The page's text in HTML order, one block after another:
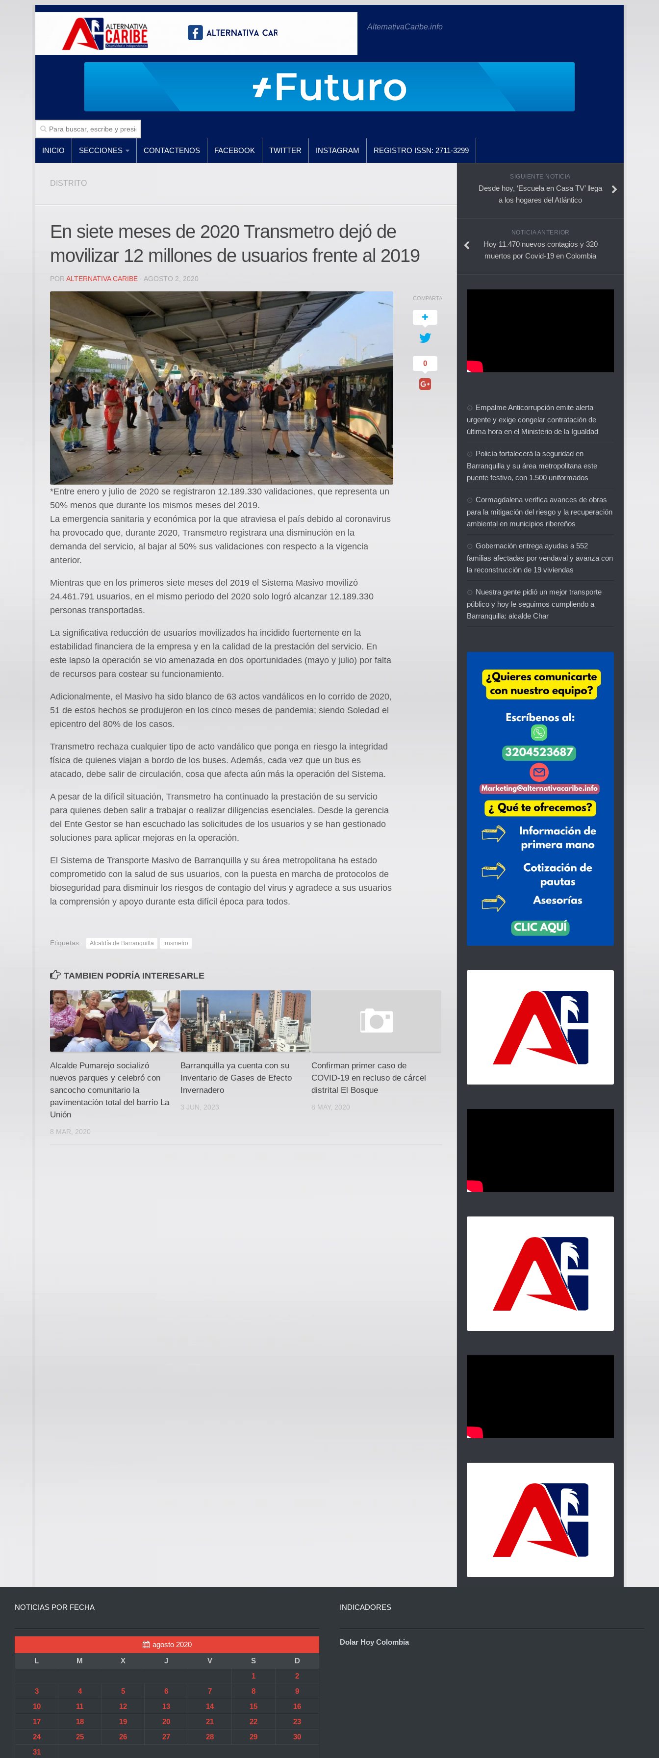
AlternativaCaribe.info
INICIO SECCIONES CONTACTENOS FACEBOOK TWITTER INSTAGRAM REGISTRO ISSN: 2711-3299
DISTRITO
En siete meses de 2020 Transmetro dejó de
movilizar 12 millones de usuarios frente al 2019
POR ALTERNATIVA CARIBE · AGOSTO 2, 2020
*Entre enero y julio de 2020 se registraron 12.189.330 validaciones, que representa un
50% menos que durante los mismos meses del 2019.
La emergencia sanitaria y económica por la que atraviesa el país debido al coronavirus
ha provocado que, durante 2020, Transmetro registrara una disminución en la
demanda del servicio, al bajar al 50% sus validaciones con respecto a la vigencia
anterior.
Mientras que en los primeros siete meses del 2019 el Sistema Masivo movilizó
24.461.791 usuarios, en el mismo periodo del 2020 solo logró alcanzar 12.189.330
personas transportadas.
La significativa reducción de usuarios movilizados ha incidido fuertemente en la
estabilidad financiera de la empresa y en la calidad de la prestación del servicio. En
este lapso la operación se vio amenazada en dos oportunidades (mayo y julio) por falta
de recursos para costear su funcionamiento.
Adicionalmente, el Masivo ha sido blanco de 63 actos vandálicos en lo corrido de 2020,
51 de estos hechos se produjeron en los cinco meses de pandemia; siendo Soledad el
epicentro del 80% de los casos.
Transmetro rechaza cualquier tipo de acto vandálico que ponga en riesgo la integridad
física de quienes viajan a bordo de los buses. Además, cada vez que un bus es
atacado, debe salir de circulación, cosa que afecta aún más la operación del Sistema.
A pesar de la difícil situación, Transmetro ha continuado la prestación de su servicio
para quienes deben salir a trabajar o realizar diligencias esenciales. Desde la gerencia
del Ente Gestor se han escuchado las solicitudes de los usuarios y se han gestionado
soluciones para aplicar mejoras en la operación.
El Sistema de Transporte Masivo de Barranquilla y su área metropolitana ha estado
comprometido con la salud de sus usuarios, con la puesta en marcha de protocolos de
bioseguridad para disminuir los riesgos de contagio del virus y agradece a sus usuarios
la comprensión y apoyo durante esta difícil época para todos.
COMPARTA
0
Etiquetas: Alcaldía de Barranquilla trnsmetro
TAMBIEN PODRÍA INTERESARLE
Alcalde Pumarejo socializó
nuevos parques y celebró con
sancocho comunitario la
pavimentación total del barrio La
Unión
8 MAR, 2020
Barranquilla ya cuenta con su
Inventario de Gases de Efecto
Invernadero
3 JUN, 2023
Confirman primer caso de
COVID-19 en recluso de cárcel
distrital El Bosque
8 MAY, 2020
SIGUIENTE NOTICIA
Desde hoy, ‘Escuela en Casa TV’ llega
a los hogares del Atlántico
NOTICIA ANTERIOR
Hoy 11.470 nuevos contagios y 320
muertos por Covid-19 en Colombia
Empalme Anticorrupción emite alerta
urgente y exige congelar contratación de
última hora en el Ministerio de la Igualdad
Policía fortalecerá la seguridad en
Barranquilla y su área metropolitana este
puente festivo, con 1.500 uniformados
Cormagdalena verifica avances de obras
para la mitigación del riesgo y la recuperación
ambiental en municipios ribereños
Gobernación entrega ayudas a 552
familias afectadas por vendaval y avanza con
la reconstrucción de 19 viviendas
Nuestra gente pidió un mejor transporte
público y hoy le seguimos cumpliendo a
Barranquilla: alcalde Char
NOTICIAS POR FECHA
agosto 2020
L
M X J V S
D
1
2
3
4 5 6 7 8
9
10
11 12 13 14 15
16
17
18 19 20 21 22
23
24
25 26 27 28 29
30
31
INDICADORES
Dolar Hoy Colombia